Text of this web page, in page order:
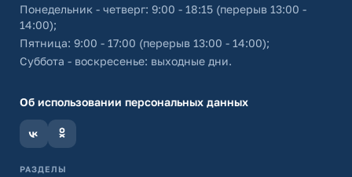
Понедельник - четверг: 9:00 - 18:15 (перерыв 13:00 -
14:00);
Пятница: 9:00 - 17:00 (перерыв 13:00 - 14:00);
Суббота - воскресенье: выходные дни.
Об использовании персональных данных
РАЗДЕЛЫ